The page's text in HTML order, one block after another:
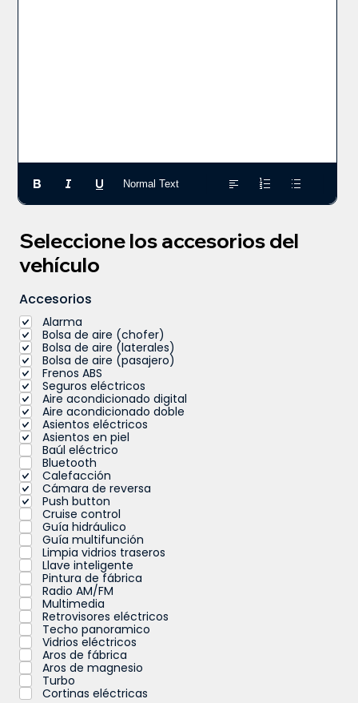
Normal Text
Seleccione los accesorios del
vehículo
Accesorios
Alarma
Bolsa de aire (chofer)
Bolsa de aire (laterales)
Bolsa de aire (pasajero)
Frenos ABS
Seguros eléctricos
Aire acondicionado digital
Aire acondicionado doble
Asientos eléctricos
Asientos en piel
Baúl eléctrico
Bluetooth
Calefacción
Cámara de reversa
Push button
Cruise control
Guía hidráulico
Guía multifunción
Limpia vidrios traseros
Llave inteligente
Pintura de fábrica
Radio AM/FM
Multimedia
Retrovisores eléctricos
Techo panoramico
Vidrios eléctricos
Aros de fábrica
Aros de magnesio
Turbo
Cortinas eléctricas